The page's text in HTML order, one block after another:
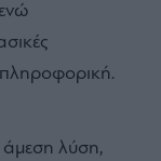
πληροφορική.
άμεση λύση,